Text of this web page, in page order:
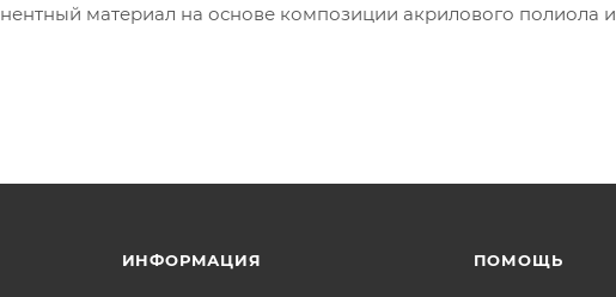
материал на основе композиции акрилового полиола и
ИНФОРМАЦИЯ ПОМОЩЬ